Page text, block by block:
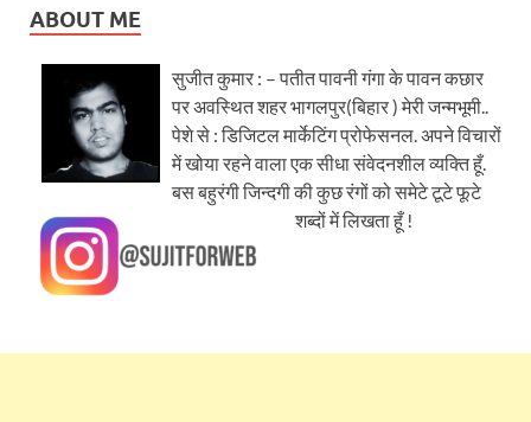
ABOUT ME
सुजीत कुमार : – पतीत पावनी गंगा के पावन कछार
पर अवस्थित शहर भागलपुर(बिहार ) मेरी जन्मभूमी..
पेशे से : डिजिटल मार्केटिंग प्रोफेसनल. अपने विचारों
में खोया रहने वाला एक सीधा संवेदनशील व्यक्ति हूँ.
बस बहुरंगी जिन्दगी की कुछ रंगों को समेटे टूटे फूटे
शब्दों में लिखता हूँ !